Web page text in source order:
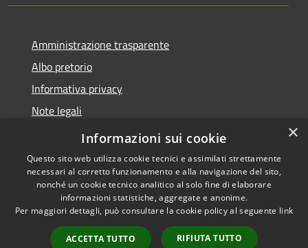
Amministrazione trasparente
Albo pretorio
Informativa privacy
Note legali
Dichiarazione di accessibilità
Accessibilità
Copyright © 2026 • Comune di
Miradolo Terme • Powered by
Municipium•
Accesso
×
Informazioni sui cookie
Questo sito web utilizza cookie tecnici e assimilati strettamente
necessari al corretto funzionamento e alla navigazione del sito,
nonché un cookie tecnico analitico al solo fine di elaborare
informazioni statistiche, aggregate e anonime.
Per maggiori dettagli, può consultare la cookie policy al seguente link
ACCETTA TUTTO RIFIUTA TUTTO